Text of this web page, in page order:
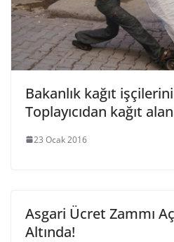
Bakanlık kağıt
Toplayıcıdan kağıt
23 Ocak 2016
Asgari Ücret Zammı
Altında!